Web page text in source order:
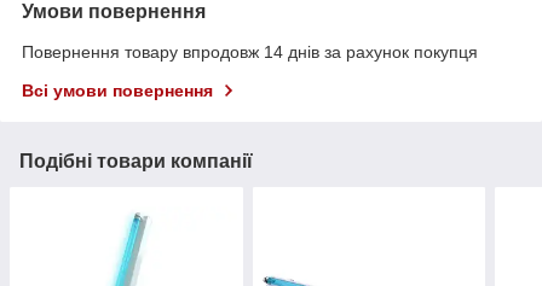
Умови повернення
Повернення товару впродовж 14 днів за рахунок покупця
Всі умови повернення
Подібні товари компанії